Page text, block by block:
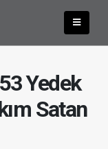
Yedek
Satan